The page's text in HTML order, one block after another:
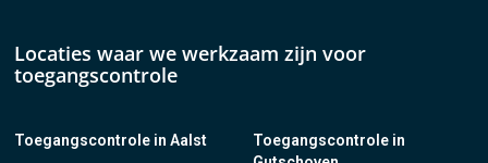
Locaties waar we werkzaam zijn voor
toegangscontrole
Toegangscontrole in Aalst
Toegangscontrole in